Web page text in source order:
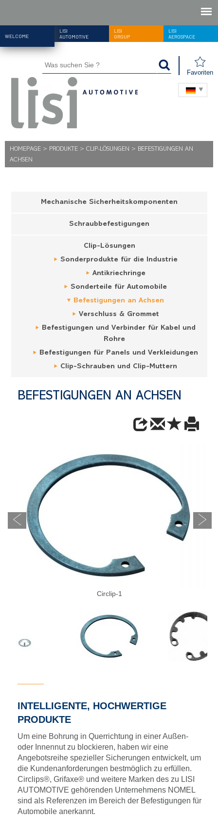
WELCOME
LISI
AUTOMOTIVE
LISI
GROUP
LISI
AEROSPACE
Favoriten
HOMEPAGE > PRODUKTE > CLIP-LÖSUNGEN > BEFESTIGUNGEN AN
ACHSEN
Mechanische Sicherheitskomponenten
Schraubbefestigungen
Clip-Lösungen
Sonderprodukte für die Industrie
Antikriechringe
Sonderteile für Automobile
Befestigungen an Achsen
Verschluss & Grommet
Befestigungen und Verbinder für Kabel und
Rohre
Befestigungen für Panels und Verkleidungen
Clip-Schrauben und Clip-Muttern
BEFESTIGUNGEN AN ACHSEN
Circlip-1
INTELLIGENTE, HOCHWERTIGE
PRODUKTE
Um eine Bohrung in Querrichtung in einer Außen-
oder Innennut zu blockieren, haben wir eine
Angebotsreihe spezieller Sicherungen entwickelt, um
die Kundenanforderungen bestmöglich zu erfüllen.
Circlips®, Grifaxe® und weitere Marken des zu LISI
AUTOMOTIVE gehörenden Unternehmens NOMEL
sind als Referenzen im Bereich der Befestigungen für
Automobile anerkannt.